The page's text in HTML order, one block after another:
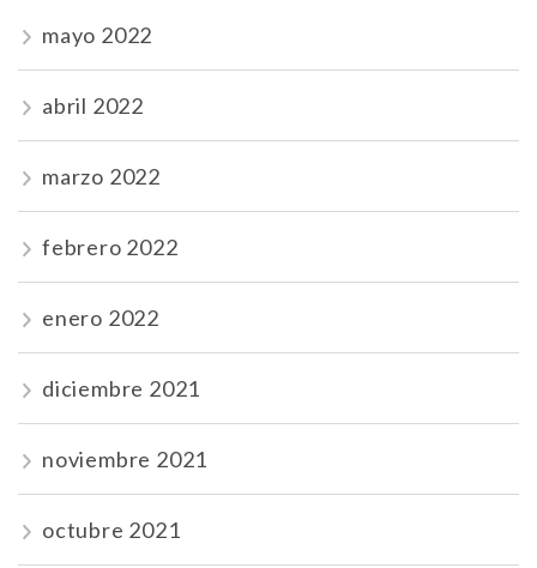
mayo 2022
abril 2022
marzo 2022
febrero 2022
enero 2022
diciembre 2021
noviembre 2021
octubre 2021